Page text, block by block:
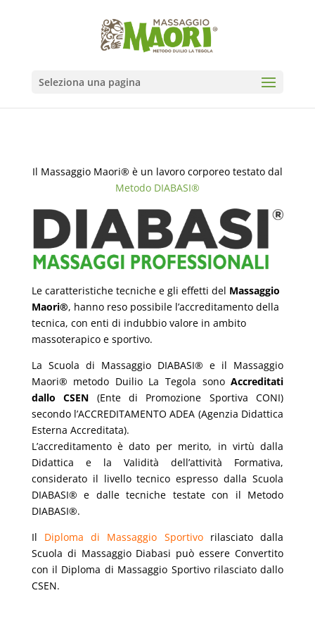
Seleziona una pagina
Il Massaggio Maori® è un lavoro corporeo testato dal
Metodo DIABASI®
Le caratteristiche tecniche e gli effetti del Massaggio
Maori®, hanno reso possibile l’accreditamento della
tecnica, con enti di indubbio valore in ambito
massoterapico e sportivo.
La Scuola di Massaggio DIABASI® e il Massaggio
Maori® metodo Duilio La Tegola sonoAccreditati
dallo CSEN (Ente di Promozione Sportiva CONI)
secondo l’ACCREDITAMENTO ADEA (Agenzia Didattica
Esterna Accreditata).
L’accreditamento è dato per merito, in virtù dalla
Didattica e la Validità dell’attività Formativa,
considerato il livello tecnico espresso dalla Scuola
DIABASI® e dalle tecniche testate con il Metodo
DIABASI®.
Il Diploma di Massaggio Sportivo rilasciato dalla
Scuola di Massaggio Diabasi può essere Convertito
con il Diploma di Massaggio Sportivo rilasciato dallo
CSEN.